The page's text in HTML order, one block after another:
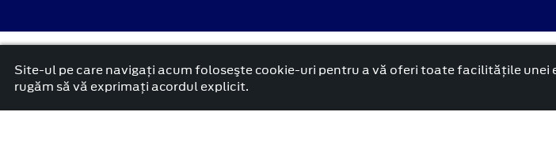
platformă dezvoltată de Workleto
Site-ul pe care navigați acum foloseşte cookie-uri pentru a vă oferi toate facilitățile unei
rugăm să vă exprimați acordul explicit.